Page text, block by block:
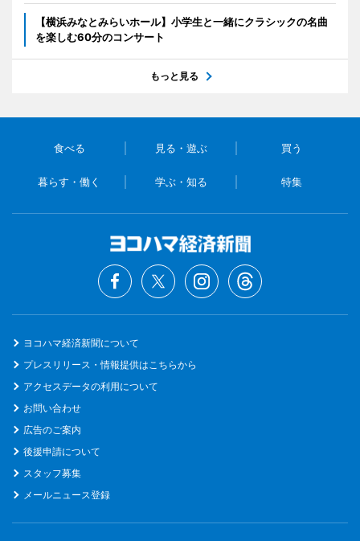
【横浜みなとみらいホール】小学生と一緒にクラシックの名曲
を楽しむ60分のコンサート
もっと見る
食べる 見る・遊ぶ 買う
暮らす・働く 学ぶ・知る 特集
ヨコハマ経済新聞について
プレスリリース・情報提供はこちらから
アクセスデータの利用について
お問い合わせ
広告のご案内
後援申請について
スタッフ募集
メールニュース登録